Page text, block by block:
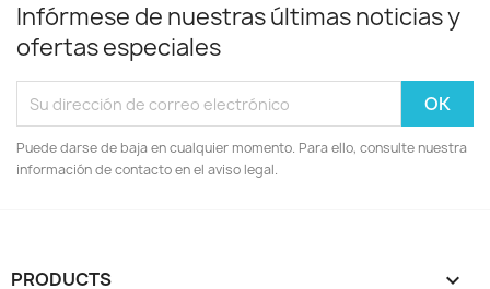
Infórmese de nuestras últimas noticias y
ofertas especiales
Puede darse de baja en cualquier momento. Para ello, consulte nuestra
información de contacto en el aviso legal.
PRODUCTS 